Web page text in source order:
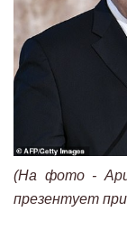
(На фото -
презентует